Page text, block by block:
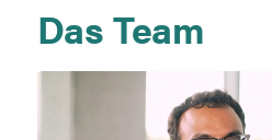
Das Team